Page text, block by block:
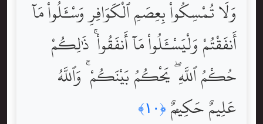
وَلَا تُمْسِكُواْ بِعِصَمِ ٱلْكَوَافِرِ وَسْـَٔلُواْ مَآ
أَنفَقْتُمْ وَلْيَسْـَٔلُواْ مَآ أَنفَقُواْ ۚ ذَٰلِكُمْ
حُكْمُ ٱللَّهِ ۖ يَحْكُمُ بَيْنَكُمْ ۚ وَٱللَّهُ
عَلِيمٌ حَكِيمٌۭ ﴿١٠﴾